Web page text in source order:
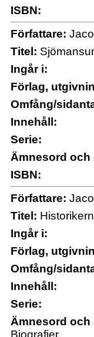
ISBN:
Författare:
Titel:
Ingår i:
Förlag,
Omfång/
Innehåll:
Serie:
Ämnesord och
ISBN:
Författare:
Titel:
Ingår i:
Förlag,
Omfång/
Innehåll:
Serie:
Ämnesord och
Biografier